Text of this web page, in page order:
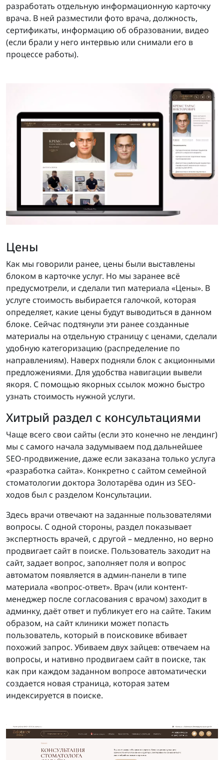
разработать отдельную информационную карточку
врача. В ней разместили фото врача, должность,
сертификаты, информацию об образовании, видео
(если брали у него интервью или снимали его в
процессе работы).
Цены
Как мы говорили ранее, цены были выставлены
блоком в карточке услуг. Но мы заранее всё
предусмотрели, и сделали тип материала «Цены». В
услуге стоимость выбирается галочкой, которая
определяет, какие цены будут выводиться в данном
блоке. Сейчас подтянули эти ранее созданные
материалы на отдельную страницу с ценами, сделали
удобную категоризацию (распределение по
направлениям). Наверх подняли блок с акционными
предложениями. Для удобства навигации вывели
якоря. С помощью якорных ссылок можно быстро
узнать стоимость нужной услуги.
Хитрый раздел с консультациями
Чаще всего свои сайты (если это конечно не лендинг)
мы с самого начала задумываем под дальнейшее
SEO-продвижение, даже если заказана только услуга
«разработка сайта». Конкретно с сайтом семейной
стоматологии доктора Золотарёва один из SEO-
ходов был с разделом Консультации.
Здесь врачи отвечают на заданные пользователями
вопросы. С одной стороны, раздел показывает
экспертность врачей, с другой – медленно, но верно
продвигает сайт в поиске. Пользователь заходит на
сайт, задает вопрос, заполняет поля и вопрос
автоматом появляется в админ-панели в типе
материала «вопрос-ответ». Врач (или контент-
менеджер после согласования с врачом) заходит в
админку, даёт ответ и публикует его на сайте. Таким
образом, на сайт клиники может попасть
пользователь, который в поисковике вбивает
похожий запрос. Убиваем двух зайцев: отвечаем на
вопросы, и нативно продвигаем сайт в поиске, так
как при каждом заданном вопросе автоматически
создается новая страница, которая затем
индексируется в поиске.